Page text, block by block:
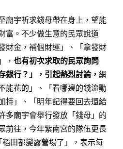
廟宇祈求錢母帶在身上，望能
富。不少做生意的民眾說道
財金，補個財運」、「拿發財
， 也有初次求取的民眾詢問
銀行？」，引起熱烈討論， 網
能花的」、「看哪邊的錢流動
持」、「明年記得要回去還給
多廟宇會舉行發放「錢母」的
前往，今年紫南宮的隊伍更長
田都變露營場了」，表示每